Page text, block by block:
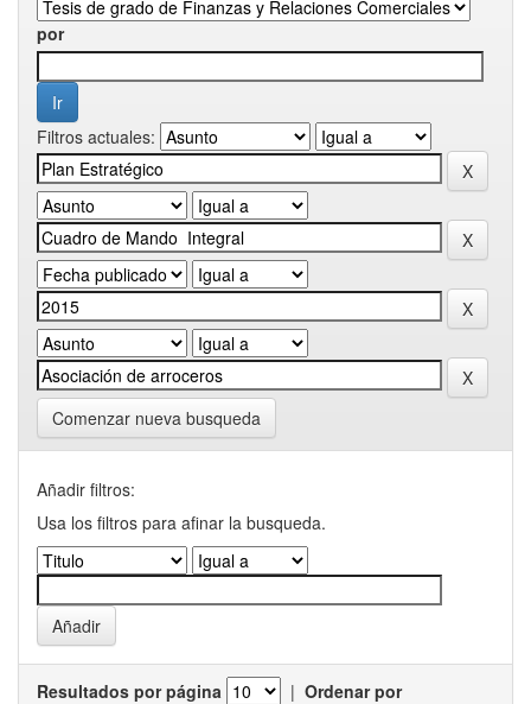
por
Filtros actuales:
Comenzar nueva busqueda
Añadir filtros:
Usa los filtros para afinar la busqueda.
Resultados por página | Ordenar por